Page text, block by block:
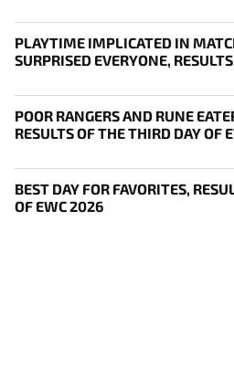
PLAYTIME IMPLICATED IN
SURPRISED EVERYONE,
POOR RANGERS AND RUNE
RESULTS OF THE THIRD DAY OF
BEST DAY FOR FAVORITES,
OF EWC 2026